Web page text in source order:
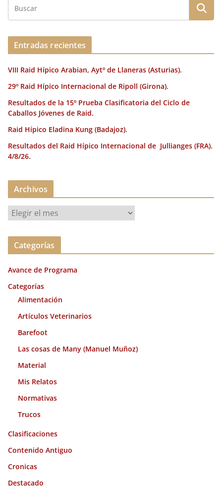
Entradas recientes
VIII Raid Hípico Arabian, Aytº de Llaneras (Asturias).
29º Raid Hípico Internacional de Ripoll (Girona).
Resultados de la 15º Prueba Clasificatoria del Ciclo de
Caballos Jóvenes de Raid.
Raid Hípico Eladina Kung (Badajoz).
Resultados del Raid Hípico Internacional de Jullianges (FRA).
4/8/26.
Archivos
r
c
v
o
Categorías
Avance de Programa
Categorías
Alimentación
Artículos Veterinarios
Barefoot
Las cosas de Many (Manuel Muñoz)
Material
Mis Relatos
Normativas
Trucos
Clasificaciones
Contenido Antiguo
Cronicas
Destacado